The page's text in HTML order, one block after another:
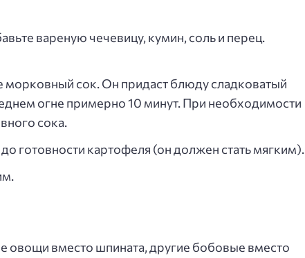
вареную чечевицу, кумин, соль и перец.
сок. Он придаст блюду сладковатый
огне примерно 10 минут. При необходимости
сока.
готовности картофеля (он должен стать мягким).
овощи вместо шпината, другие бобовые вместо